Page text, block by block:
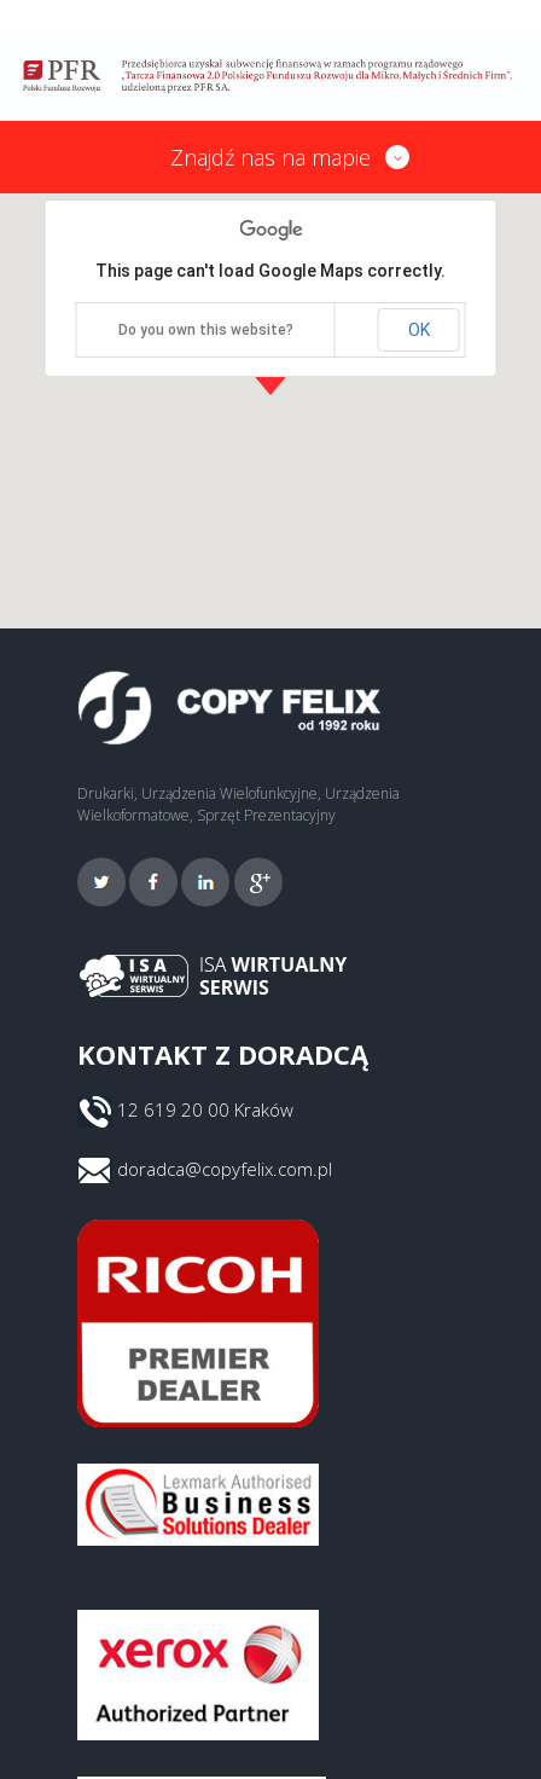
Znajdź nas na mapie
This page can't load Google Maps correctly.
Do you own this website? OK
Drukarki, Urządzenia Wielofunkcyjne, Urządzenia
Wielkoformatowe, Sprzęt Prezentacyjny
KONTAKT Z DORADCĄ
12 619 20 00 Kraków
doradca@copyfelix.com.pl